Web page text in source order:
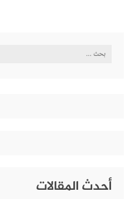
البحث
أحدث المقالات